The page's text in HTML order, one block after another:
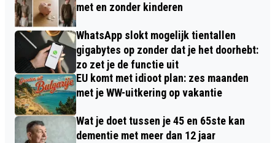
met en zonder kinderen
WhatsApp slokt mogelijk tientallen
gigabytes op zonder dat je het doorhebt:
zo zet je de functie uit
EU komt met idioot plan: zes maanden
met je WW-uitkering op vakantie
Wat je doet tussen je 45 en 65ste kan
dementie met meer dan 12 jaar